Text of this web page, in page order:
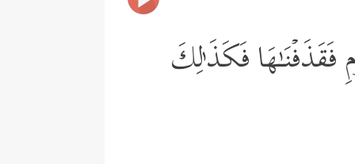
فَقَذَفۡنَـٰهَا فَكَذَ ٰ⁠لِكَ